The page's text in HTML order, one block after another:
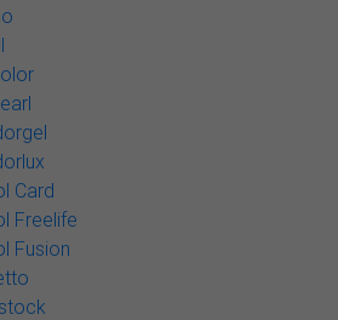
Card
Freelife
Fusion